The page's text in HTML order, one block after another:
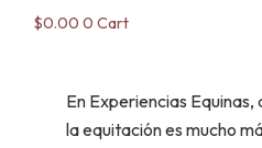
$0.00 0 Cart
En Experiencias
la equitación es mucho